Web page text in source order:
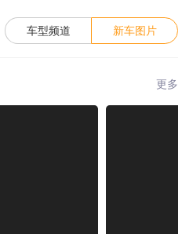
车型频道 新车图片
更多